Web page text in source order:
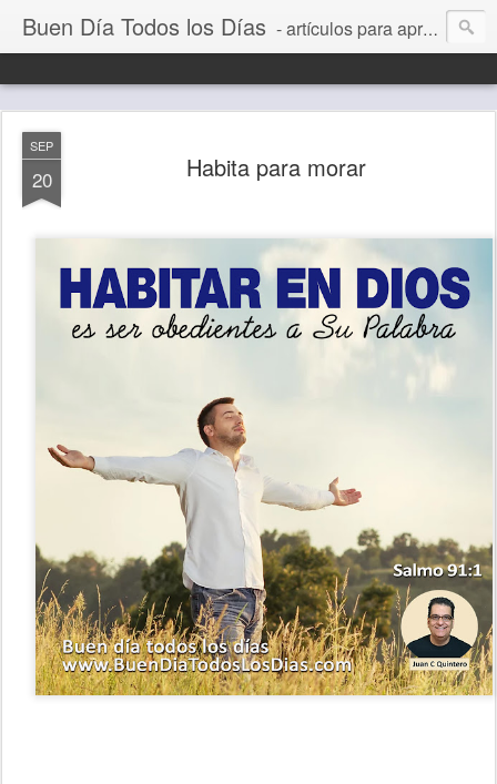
Buen Día Todos los Días - artículos para aprender a vivir mejor, un día a la vez. Por Juan C Quintero
SEP
20 Habita para morar